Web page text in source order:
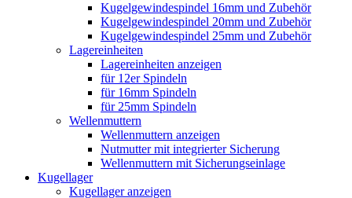
Kugelgewindespindel 16mm und Zubehör
Kugelgewindespindel 20mm und Zubehör
Kugelgewindespindel 25mm und Zubehör
Lagereinheiten
Lagereinheiten anzeigen
für 12er Spindeln
für 16mm Spindeln
für 25mm Spindeln
Wellenmuttern
Wellenmuttern anzeigen
Nutmutter mit integrierter Sicherung
Wellenmuttern mit Sicherungseinlage
Kugellager
Kugellager anzeigen